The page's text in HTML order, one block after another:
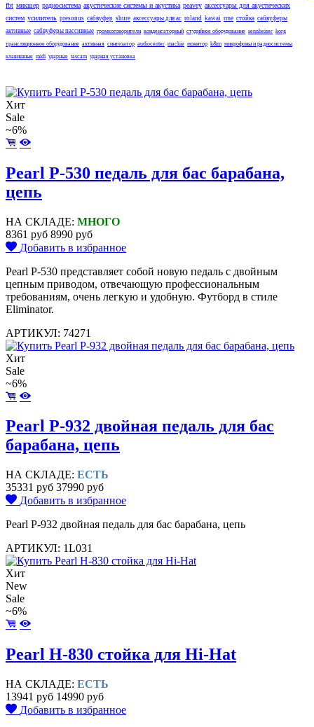
fbt микшер радиосистема акустические системы и акустика peavey аксессуары для акустических
систем усилитель presonus сабвуфер shure аксессуары для ас roland kawai rme стойка сабвуферы
активные сабвуферы пассивные громкоговорители конденсаторный студийное оборудование sennheiser korg
трансляционное оборудование активная синтезатор audiocenter mackie монитор k&m микрофоны и радиосистемы
клавишные midi ударные tascam ударная установка
Хит
Sale
~6%
Pearl P-530 педаль для бас барабана,
цепь
НА СКЛАДЕ: МНОГО
8361 руб 8990 руб
Добавить в избранное
Pearl P-530 представляет собой новую педаль с двойным
цепным приводом, отвечающую профессиональным
требованиям, очень легкую и удобную. Футборд в стиле
Eliminator.
АРТИКУЛ: 74271
Хит
Sale
~6%
Pearl P-932 двойная педаль для бас
барабана, цепь
НА СКЛАДЕ: ЕСТЬ
35331 руб 37990 руб
Добавить в избранное
Pearl P-932 двойная педаль для бас барабана, цепь
АРТИКУЛ: 1L031
Хит
New
Sale
~6%
Pearl H-830 стойка для Hi-Hat
НА СКЛАДЕ: ЕСТЬ
13941 руб 14990 руб
Добавить в избранное